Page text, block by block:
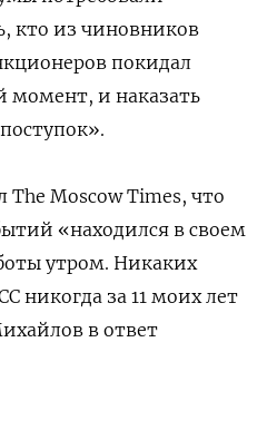
кто из чиновников
покидал
момент, и наказать
Moscow Times, что
«находился в своем
утром. Никаких
никогда за 11 моих лет
в ответ